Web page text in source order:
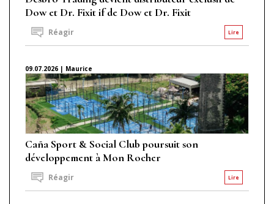
Dow et Dr. Fixit if de Dow et Dr. Fixit
Lire
Réagir
09.07.2026 | Maurice
Caña Sport & Social Club poursuit son
développement à Mon Rocher
Lire
Réagir